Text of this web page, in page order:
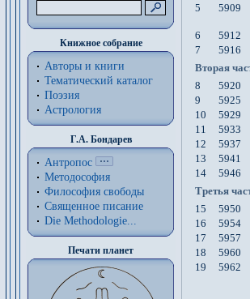
Книжное собрание
Авторы и книги
Тематический каталог
Поэзия
Астрология
Г.А. Бондарев
Антропос
Методософия
Философия cвободы
Священное писание
Die Methodologie...
Печати планет
5
5909
6
5912
7
5916
Вторая
8
5920
9
5925
10
5929
11
5933
12
5937
13
5941
14
5946
Третья
15
5950
16
5954
17
5957
18
5960
19
5962